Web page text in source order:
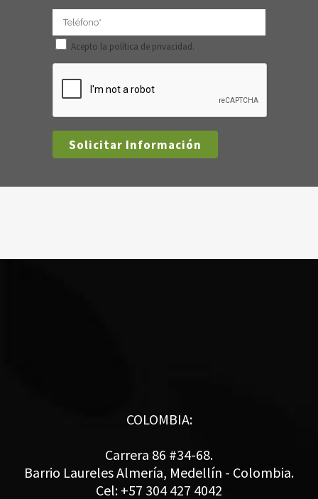
Acepto la política de privacidad.
COLOMBIA:
Carrera 86 #34-68.
Barrio Laureles Almería, Medellín - Colombia.
Cel: +57 304 427 4042